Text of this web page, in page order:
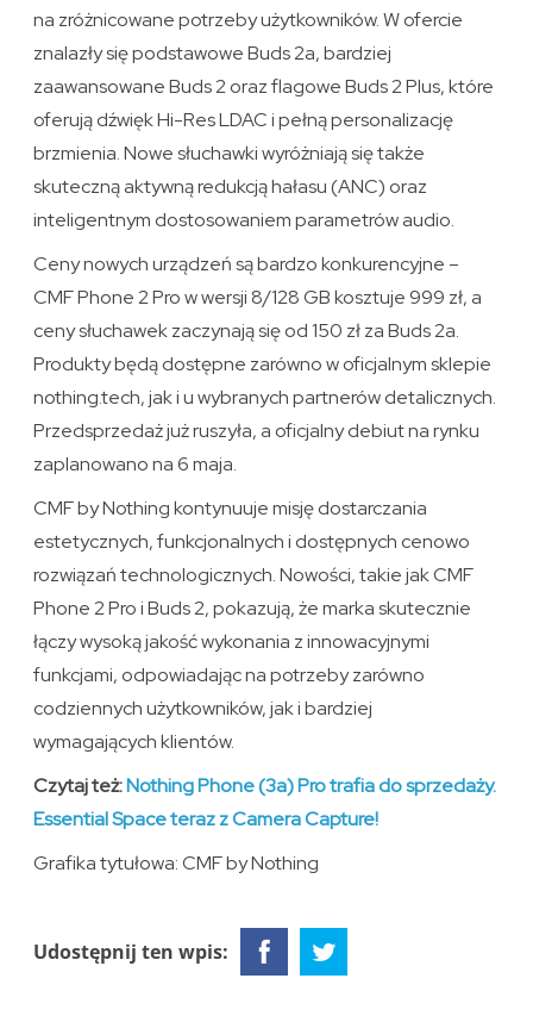
na zróżnicowane potrzeby użytkowników. W ofercie
znalazły się podstawowe Buds 2a, bardziej
zaawansowane Buds 2 oraz flagowe Buds 2 Plus, które
oferują dźwięk Hi-Res LDAC i pełną personalizację
brzmienia. Nowe słuchawki wyróżniają się także
skuteczną aktywną redukcją hałasu (ANC) oraz
inteligentnym dostosowaniem parametrów audio.
Ceny nowych urządzeń są bardzo konkurencyjne –
CMF Phone 2 Pro w wersji 8/128 GB kosztuje 999 zł, a
ceny słuchawek zaczynają się od 150 zł za Buds 2a.
Produkty będą dostępne zarówno w oficjalnym sklepie
nothing.tech, jak i u wybranych partnerów detalicznych.
Przedsprzedaż już ruszyła, a oficjalny debiut na rynku
zaplanowano na 6 maja.
CMF by Nothing kontynuuje misję dostarczania
estetycznych, funkcjonalnych i dostępnych cenowo
rozwiązań technologicznych. Nowości, takie jak CMF
Phone 2 Pro i Buds 2, pokazują, że marka skutecznie
łączy wysoką jakość wykonania z innowacyjnymi
funkcjami, odpowiadając na potrzeby zarówno
codziennych użytkowników, jak i bardziej
wymagających klientów.
Czytaj też:Nothing Phone (3a) Pro trafia do sprzedaży.
Essential Space teraz z Camera Capture!
Grafika tytułowa: CMF by Nothing
Udostępnij ten wpis: